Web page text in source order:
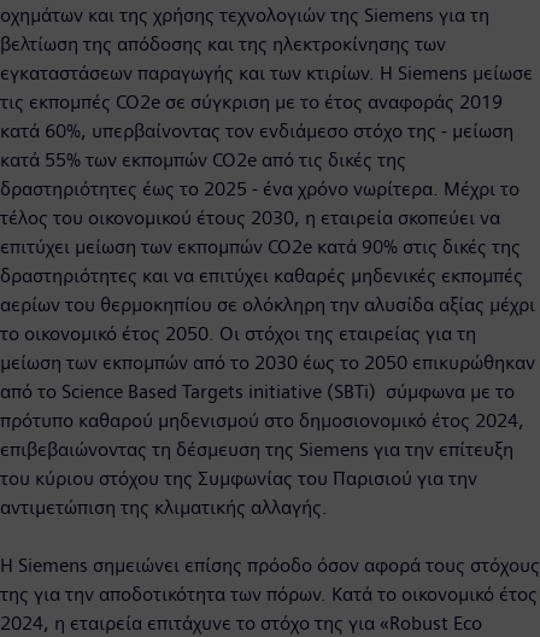
οχημάτων και της χρήσης τεχνολογιών της Siemens για τη
βελτίωση της απόδοσης και της ηλεκτροκίνησης των
εγκαταστάσεων παραγωγής και των κτιρίων. Η Siemens μείωσε
τις εκπομπές CO2e σε σύγκριση με το έτος αναφοράς 2019
κατά 60%, υπερβαίνοντας τον ενδιάμεσο στόχο της - μείωση
κατά 55% των εκπομπών CO2e από τις δικές της
δραστηριότητες έως το 2025 - ένα χρόνο νωρίτερα. Μέχρι το
τέλος του οικονομικού έτους 2030, η εταιρεία σκοπεύει να
επιτύχει μείωση των εκπομπών CO2e κατά 90% στις δικές της
δραστηριότητες και να επιτύχει καθαρές μηδενικές εκπομπές
αερίων του θερμοκηπίου σε ολόκληρη την αλυσίδα αξίας μέχρι
το οικονομικό έτος 2050. Οι στόχοι της εταιρείας για τη
μείωση των εκπομπών από το 2030 έως το 2050 επικυρώθηκαν
από το Science Based Targets initiative (SBTi) σύμφωνα με το
πρότυπο καθαρού μηδενισμού στο δημοσιονομικό έτος 2024,
επιβεβαιώνοντας τη δέσμευση της Siemens για την επίτευξη
του κύριου στόχου της Συμφωνίας του Παρισιού για την
αντιμετώπιση της κλιματικής αλλαγής.
Η Siemens σημειώνει επίσης πρόοδο όσον αφορά τους στόχους
της για την αποδοτικότητα των πόρων. Κατά το οικονομικό έτος
2024, η εταιρεία επιτάχυνε το στόχο της για «Robust Eco